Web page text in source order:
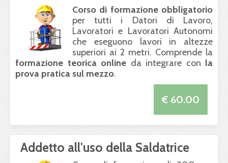
Corso di formazione obbligatorio
per tutti i Datori di Lavoro,
Lavoratori e Lavoratori Autonomi
che eseguono lavori in altezze
superiori ai 2 metri. Comprende la
formazione teorica online da integrare con la
prova pratica sul mezzo.
€ 60.00
Addetto all'uso della Saldatrice